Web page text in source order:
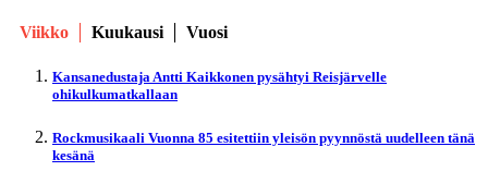
Viikko Kuukausi Vuosi
Kansanedustaja Antti Kaikkonen pysähtyi Reisjärvelle
ohikulkumatkallaan
Rockmusikaali Vuonna 85 esitettiin yleisön pyynnöstä uudelleen tänä
kesänä